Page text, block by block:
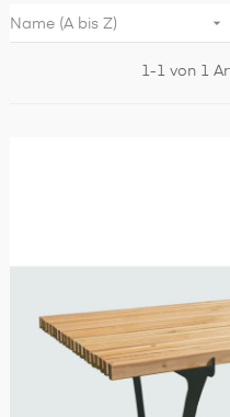
Name (A bis Z) 
1-1 von 1